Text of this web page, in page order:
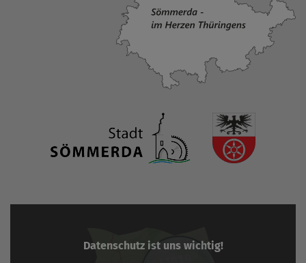
Datenschutz ist uns wichtig!